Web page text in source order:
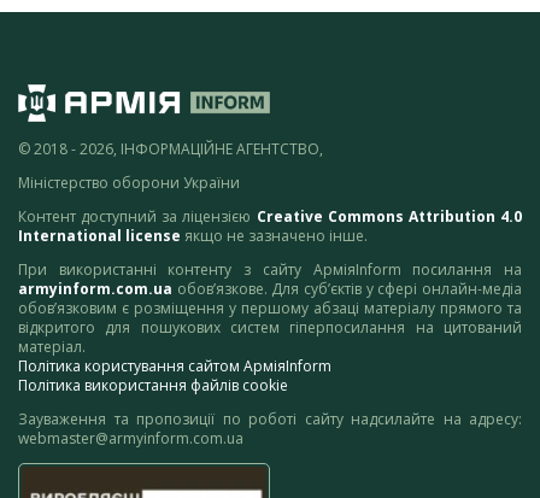
© 2018 - 2026, ІНФОРМАЦІЙНЕ АГЕНТСТВО,
Міністерство оборони України
Контент доступний за ліцензією Creative Commons Attribution 4.0
International license якщо не зазначено інше.
При використанні контенту з сайту АрміяInform посилання на
armyinform.com.ua обов’язкове. Для суб’єктів у сфері онлайн-медіа
обов’язковим є розміщення у першому абзаці матеріалу прямого та
відкритого для пошукових систем гіперпосилання на цитований
матеріал.
Політика користування сайтом АрміяInform
Політика використання файлів cookie
Зауваження та пропозиції по роботі сайту надсилайте на адресу:
webmaster@armyinform.com.ua